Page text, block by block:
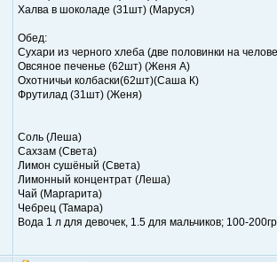
Халва в шоколаде (31шт) (Маруся)
Обед:
Сухари из черного хлеба (две половинки на
Овсяное печенье (62шт) (Женя А)
Охотничьи колбаски(62шт)(Саша К)
Фрутилад (31шт) (Женя)
Соль (Леша)
Сахзам (Света)
Лимон сушёный (Света)
Лимонный концентрат (Леша)
Чай (Маргарита)
Чебрец (Тамара)
Вода 1 л для девочек, 1.5 для мальчиков; 100-